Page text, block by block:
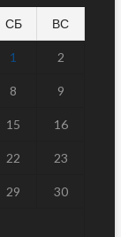
СБ ВС
1 2
8 9
15 16
22 23
29 30